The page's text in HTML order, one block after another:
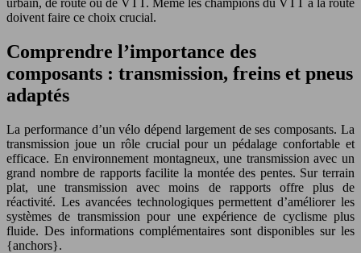
doivent faire ce choix crucial.
Comprendre l’importance des
composants : transmission, freins et pneus
adaptés
La performance d’un vélo dépend largement de ses composants. La
transmission joue un rôle crucial pour un pédalage confortable et
efficace. En environnement montagneux, une transmission avec un
grand nombre de rapports facilite la montée des pentes. Sur terrain
plat, une transmission avec moins de rapports offre plus de
réactivité. Les avancées technologiques permettent d’améliorer les
systèmes de transmission pour une expérience de cyclisme plus
fluide. Des informations complémentaires sont disponibles sur les
{anchors}.